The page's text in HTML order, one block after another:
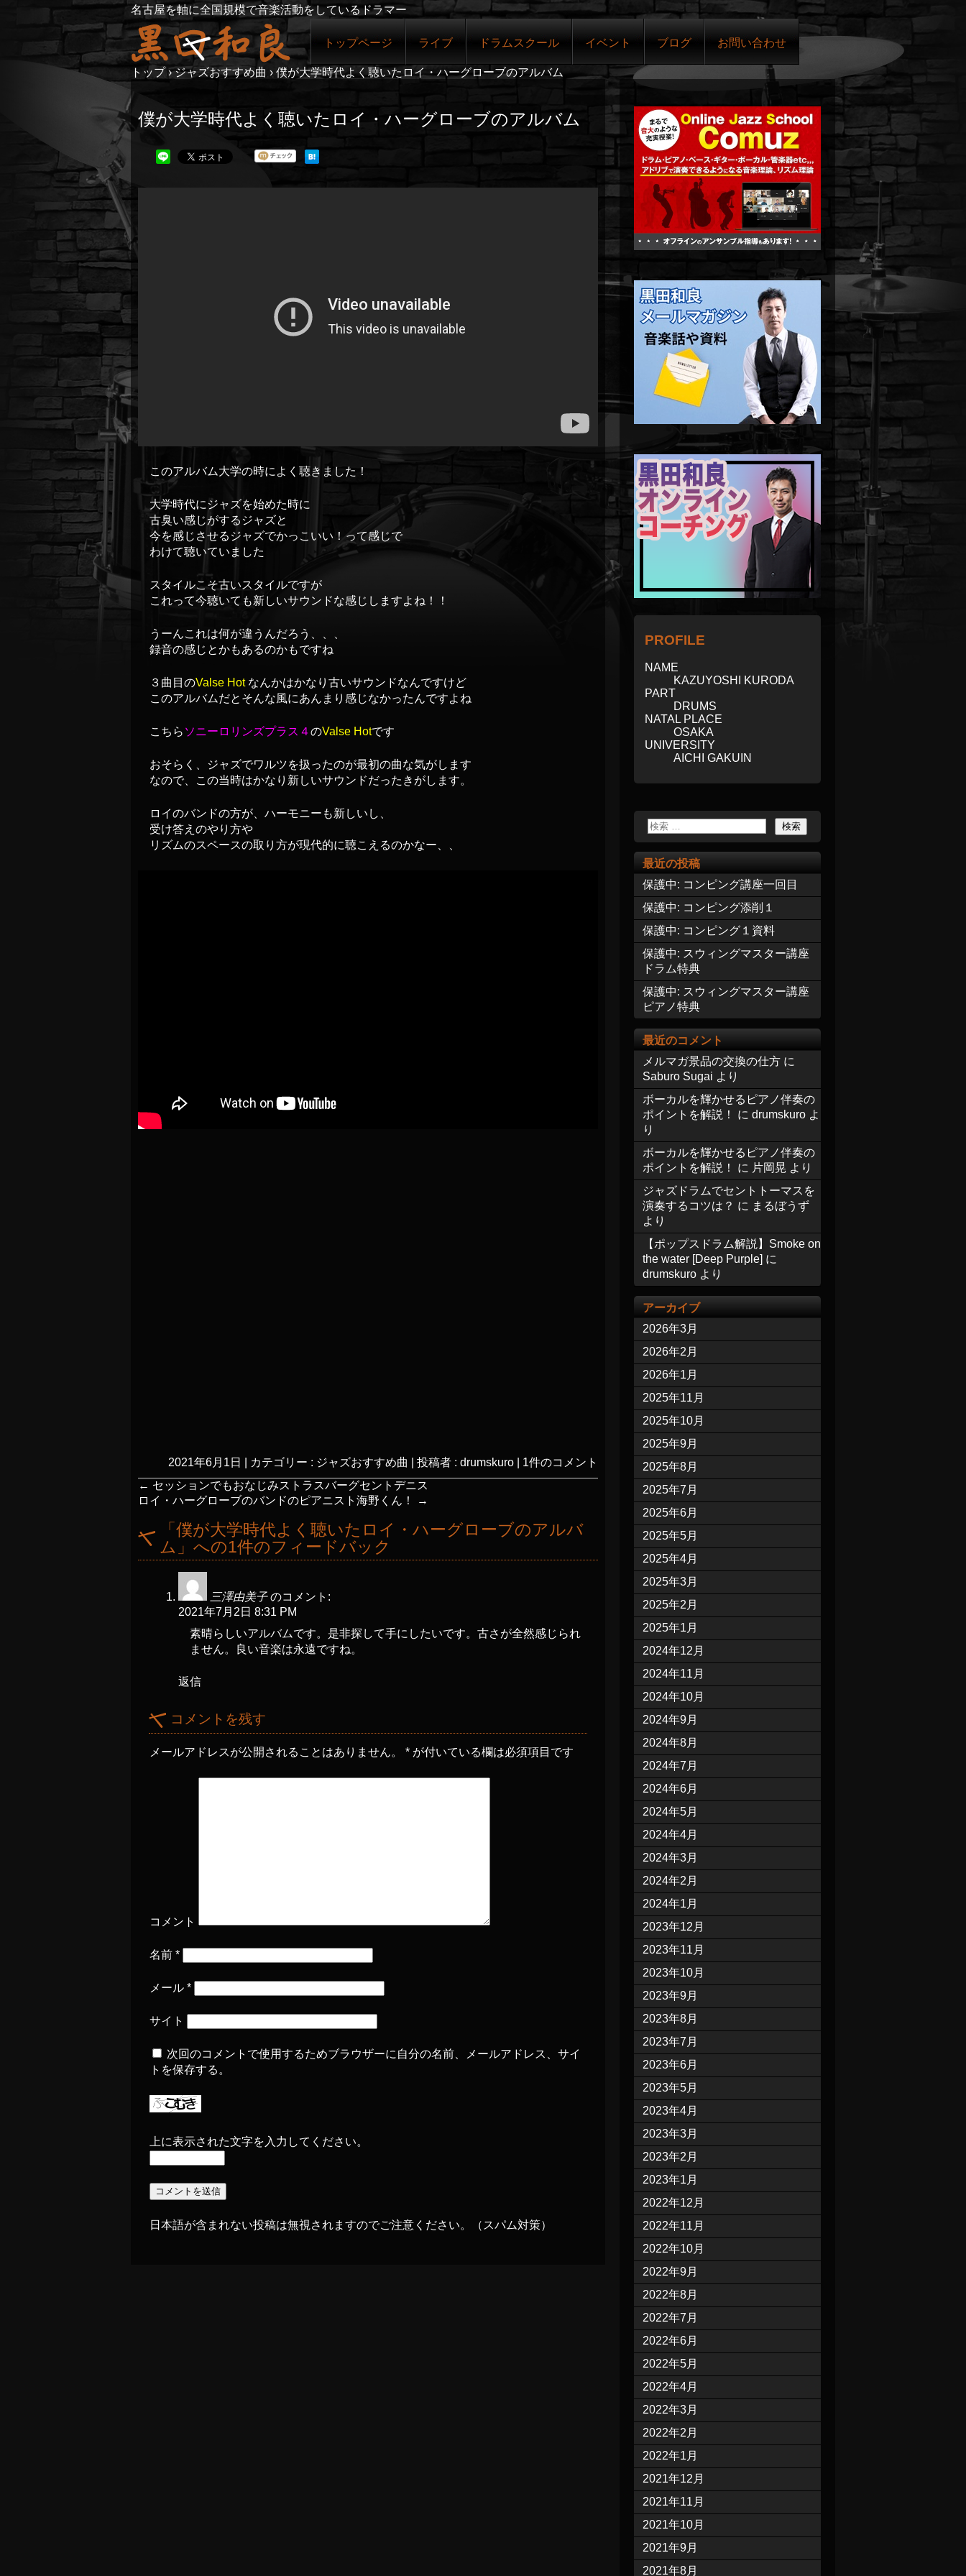
名古屋を軸に全国規模で音楽活動をしているドラマー
トップページ ライブ ドラムスクール イベント ブログ お問い合わせ
トップ › ジャズおすすめ曲 › 僕が大学時代よく聴いたロイ・ハーグローブのアルバム
僕が大学時代よく聴いたロイ・ハーグローブのアルバム
このアルバム大学の時によく聴きました！
大学時代にジャズを始めた時に
古臭い感じがするジャズと
今を感じさせるジャズでかっこいい！って感じで
わけて聴いていました
スタイルこそ古いスタイルですが
これって今聴いても新しいサウンドな感じしますよね！！
うーんこれは何が違うんだろう、、、
録音の感じとかもあるのかもですね
３曲目のValse Hotなんかはかなり古いサウンドなんですけど
このアルバムだとそんな風にあんまり感じなかったんですよね
こちら ソニーロリンズプラス４のValse Hotです
おそらく、ジャズでワルツを扱ったのが最初の曲な気がします
なので、この当時はかなり新しいサウンドだったきがします。
ロイのバンドの方が、ハーモニーも新しいし、
受け答えのやり方や
リズムのスペースの取り方が現代的に聴こえるのかなー、、
2021年6月1日 カテゴリー : ジャズおすすめ曲 投稿者 : drumskuro
1件のコメント
← セッションでもおなじみストラスバーグセントデニス
ロイ・ハーグローブのバンドのピアニスト海野くん！
→
「僕が大学時代よく聴いたロイ・ハーグローブのアルバ
ム 」への1件のフィードバック
三澤由美子 のコメント:
2021年7月2日 8:31 PM
素晴らしいアルバムです。是非探して手にしたいです。古さが全然感じられ
ません。良い音楽は永遠ですね。
返信
コメントを残す
メールアドレスが公開されることはありません。 * が付いている欄は必須項目です
コメント
名前 *
メール *
サイト
次回のコメントで使用するためブラウザーに自分の名前、メールアドレス、サイ
トを保存する。
上に表示された文字を入力してください。
日本語が含まれない投稿は無視されますのでご注意ください。（スパム対策）
PROFILE
NAME
KAZUYOSHI KURODA
PART
DRUMS
NATAL PLACE
OSAKA
UNIVERSITY
AICHI GAKUIN
最近の投稿
保護中: コンピング講座一回目
保護中: コンピング添削１
保護中: コンピング１資料
保護中: スウィングマスター講座
ドラム特典
保護中: スウィングマスター講座
ピアノ特典
最近のコメント
メルマガ景品の交換の仕方 に
Saburo Sugai より
ボーカルを輝かせるピアノ伴奏の
ポイントを解説！
に drumskuro よ
り
ボーカルを輝かせるピアノ伴奏の
ポイントを解説！
に 片岡晃 より
ジャズドラムでセントトーマスを
演奏するコツは？ に まるぼうず
より
【ポップスドラム解説】Smoke on
the water [Deep Purple] に
drumskuro より
アーカイブ
2026年3月
2026年2月
2026年1月
2025年11月
2025年10月
2025年9月
2025年8月
2025年7月
2025年6月
2025年5月
2025年4月
2025年3月
2025年2月
2025年1月
2024年12月
2024年11月
2024年10月
2024年9月
2024年8月
2024年7月
2024年6月
2024年5月
2024年4月
2024年3月
2024年2月
2024年1月
2023年12月
2023年11月
2023年10月
2023年9月
2023年8月
2023年7月
2023年6月
2023年5月
2023年4月
2023年3月
2023年2月
2023年1月
2022年12月
2022年11月
2022年10月
2022年9月
2022年8月
2022年7月
2022年6月
2022年5月
2022年4月
2022年3月
2022年2月
2022年1月
2021年12月
2021年11月
2021年10月
2021年9月
2021年8月